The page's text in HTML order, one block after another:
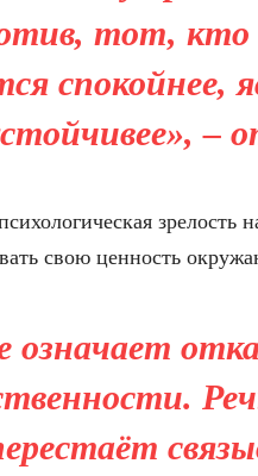
тот, кто
спокойнее,
–
зрелость
свою ценность
означает